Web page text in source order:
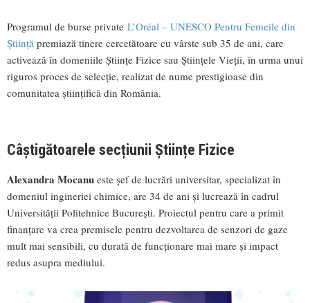
Programul de burse private L’Oréal – UNESCO Pentru Femeile din
Știință premiază tinere cercetătoare cu vârste sub 35 de ani, care
activează în domeniile Științe Fizice sau Științele Vieții, în urma unui
riguros proces de selecție, realizat de nume prestigioase din
comunitatea științifică din România.
Câștigătoarele secțiunii Științe Fizice
Alexandra Mocanu este șef de lucrări universitar, specializat în
domeniul ingineriei chimice, are 34 de ani și lucrează în cadrul
Universității Politehnice București. Proiectul pentru care a primit
finanțare va crea premisele pentru dezvoltarea de senzori de gaze
mult mai sensibili, cu durată de funcționare mai mare și impact
redus asupra mediului.